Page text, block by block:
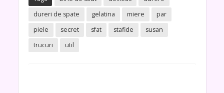
dureri de spate
gelatina miere
par
piele
secret sfat stafide
susan
trucuri
util